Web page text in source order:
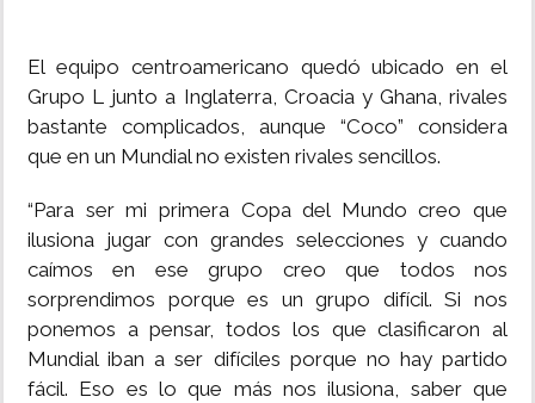
El equipo centroamericano quedó ubicado en el
Grupo L junto a Inglaterra, Croacia y Ghana, rivales
bastante complicados, aunque “Coco” considera
que en un Mundial no existen rivales sencillos.
“Para ser mi primera Copa del Mundo creo que
ilusiona jugar con grandes selecciones y cuando
caímos en ese grupo creo que todos nos
sorprendimos porque es un grupo difícil. Si nos
ponemos a pensar, todos los que clasificaron al
Mundial iban a ser difíciles porque no hay partido
fácil. Eso es lo que más nos ilusiona, saber que